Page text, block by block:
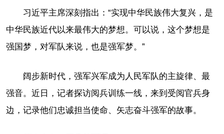
习近平主席深刻指出：“实现中华民族伟大复兴，是
中华民族近代以来最伟大的梦想。可以说，这个梦想是
强国梦，对军队来说，也是强军梦。”
阔步新时代，强军兴军成为人民军队的主旋律、最
强音。近日，记者探访阅兵训练一线，来到受阅官兵身
边，记录他们忠诚担当使命、矢志奋斗强军的故事。